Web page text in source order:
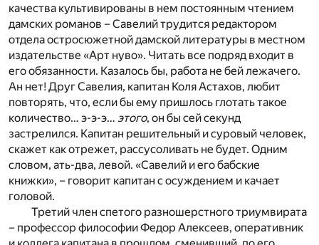
качества культивированы в нем постоянным чтением
дамских романов – Савелий трудится редактором
отдела остросюжетной дамской литературы в местном
издательстве «Арт нуво». Читать все подряд входит в
его обязанности. Казалось бы, работа не бей лежачего.
Ан нет! Друг Савелия, капитан Коля Астахов, любит
повторять, что, если бы ему пришлось глотать такое
количество… э-э-э… этого, он бы сей секунд
застрелился. Капитан решительный и суровый человек,
скажет как отрежет, рассусоливать не будет. Одним
словом, ать-два, левой. «Савелий и его бабские
книжки», – говорит капитан с осуждением и качает
головой.
Третий член спетого разношерстного триумвирата
– профессор философии Федор Алексеев, оперативник